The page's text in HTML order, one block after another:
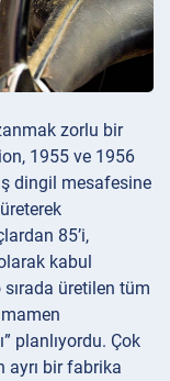
zorlu bir
1955 ve 1956
dingil mesafesine
85’i,
kabul
üretilen tüm
planlıyordu. Çok
bir fabrika